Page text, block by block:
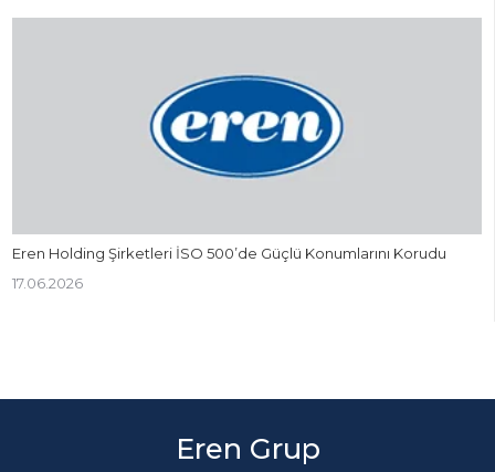
Eren Holding Şirketleri İSO 500’de Güçlü Konumlarını Korudu
17.06.2026
Eren Grup